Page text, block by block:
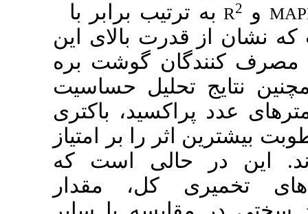
برابر با
از قدرت بالای این
گوشت بره
حساسیت
باکتری
را بر امتیاز
حالی است که
کل، مقدار